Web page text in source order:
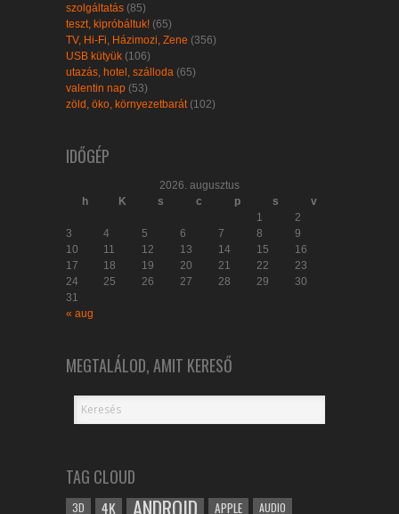
szolgáltatás (85)
teszt, kipróbáltuk! (65)
TV, Hi-Fi, Házimozi, Zene (356)
USB kütyük (106)
utazás, hotel, szálloda (65)
valentin nap (53)
zöld, öko, környezetbarát (102)
IDŐGÉP
2026. augusztus
h
K s c p s
v
1
2
3
4 5 6 7 8
9
10
11 12 13 14 15
16
17
18 19 20 21 22
23
24
25 26 27 28 29
30
31
« aug
MEGTALÁLOD, AMIT KERESŐ
TAG CLOUD
3D 4K ANDROID APPLE AUDIO